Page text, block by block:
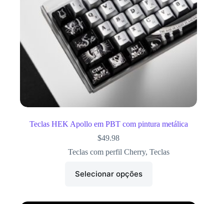
Teclas HEK Apollo em PBT com pintura metálica
$49.98
Teclas com perfil Cherry, Teclas
Selecionar opções